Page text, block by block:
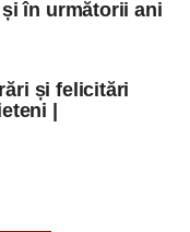
în următorii ani
și felicitări
|